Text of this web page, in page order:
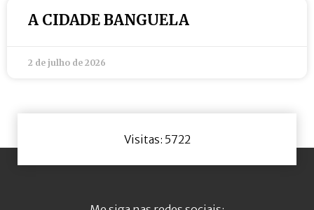
A CIDADE BANGUELA
2 de julho de 2026
Visitas: 5722